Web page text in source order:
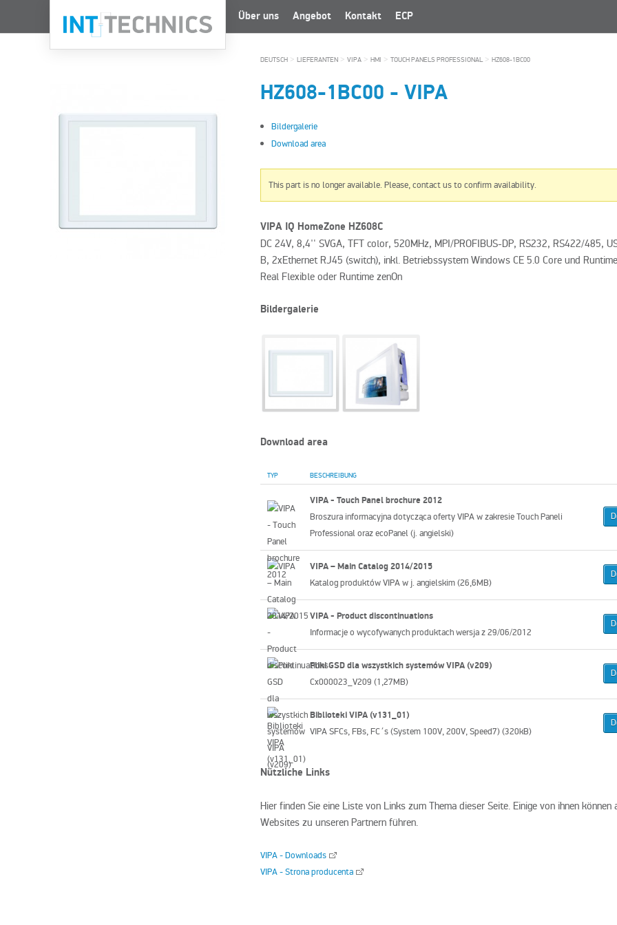
Über uns Angebot Kontakt ECP
DEUTSCH > LIEFERANTEN > VIPA > HMI > TOUCH PANELS PROFESSIONAL> HZ608-1BC00
HZ608-1BC00 - VIPA
Bildergalerie
Download area
This part is no longer available. Please, contact us to confirm availability.
VIPA IQ HomeZone HZ608C
DC 24V, 8,4″ SVGA, TFT color, 520MHz, MPI/PROFIBUS-DP, RS232, RS422/485,
B, 2xEthernet RJ45 (switch), inkl. Betriebssystem Windows CE 5.0 Core und
Real Flexible oder Runtime zenOn
Bildergalerie
Download area
TYP BESCHREIBUNG
VIPA - Touch Panel brochure 2012
Broszura informacyjna dotycząca oferty VIPA w zakresieTouch Paneli
Professional oraz ecoPanel (j. angielski)
VIPA – Main Catalog 2014/2015
Katalog produktów VIPA w j. angielskim (26,6MB)
VIPA - Product discontinuations
Informacje o wycofywanych produktach wersja z 29/06/2012
Pliki GSD dla wszystkich systemów VIPA (v209)
Cx000023_V209 (1,27MB)
Biblioteki VIPA (v131_01)
VIPA SFCs, FBs, FC´s (System 100V, 200V, Speed7) (320kB)
Nützliche Links
Hier finden Sie eine Liste von Links zum Thema dieser Seite. Einige von ihnen können
Websites zu unseren Partnern führen.
VIPA - Downloads
VIPA - Strona producenta